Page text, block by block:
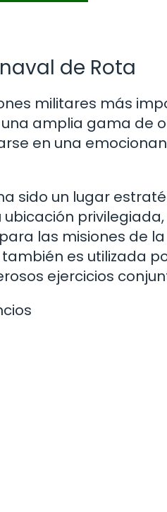
de Rota
militares más
amplia gama de
en una
sido un lugar
ubicación
las misiones de
es utilizada
ejercicios